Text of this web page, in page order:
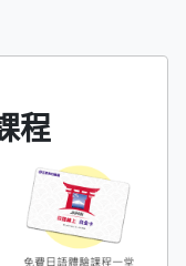
程